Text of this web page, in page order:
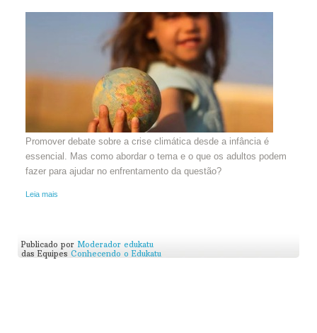
Promover debate sobre a crise climática desde a infância é
essencial. Mas como abordar o tema e o que os adultos podem
fazer para ajudar no enfrentamento da questão?
Leia mais
Publicado por Moderador edukatu
das Equipes Conhecendo o Edukatu